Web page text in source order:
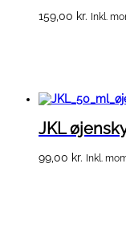
159,00 kr. Inkl.
JKL
99,00 kr. Inkl.